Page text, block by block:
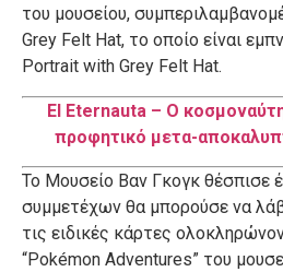
του μουσείου,
Grey Felt Hat, το οποίο είναι
Portrait with Grey Felt Hat.
El Eternauta – Ο
προφητικό μετα-
Το Μουσείο Βαν Γκογκ θέσπισε
συμμετέχων θα μπορούσε να
τις ειδικές κάρτες
“Pokémon Adventures” του